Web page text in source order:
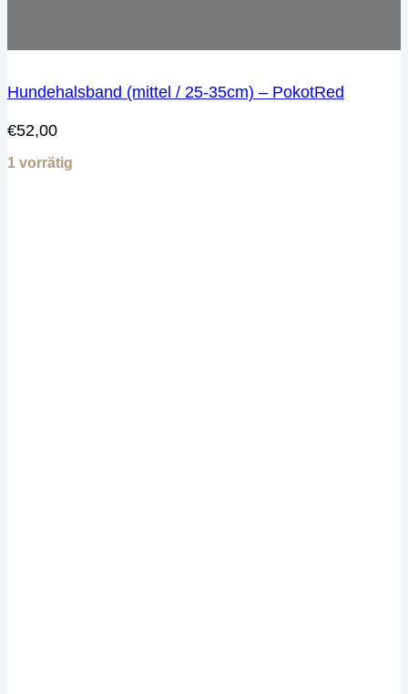
Hundehalsband (mittel / 25-35cm) – PokotRed
€52,00
1 vorrätig